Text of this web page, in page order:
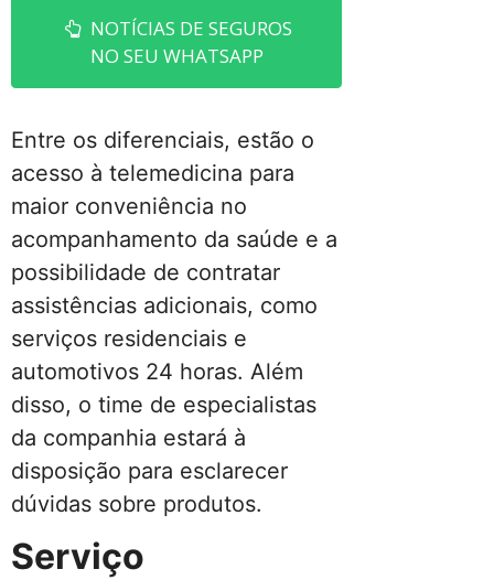
NOTÍCIAS DE SEGUROS
NO SEU WHATSAPP
Entre os diferenciais, estão o
acesso à telemedicina para
maior conveniência no
acompanhamento da saúde e a
possibilidade de contratar
assistências adicionais, como
serviços residenciais e
automotivos 24 horas. Além
disso, o time de especialistas
da companhia estará à
disposição para esclarecer
dúvidas sobre produtos.
Serviço